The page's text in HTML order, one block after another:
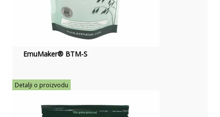
EmuMaker® BTM-S
Detalji o proizvodu